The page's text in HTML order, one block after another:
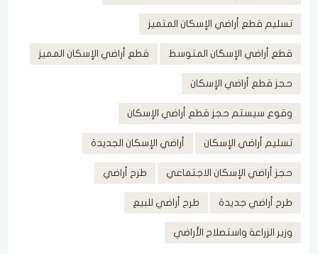
تسليم قطع أراضي الإسكان المتميز
قطع أراضي الإسكان المتوسط قطع أراضي الإسكان المميز
حجز قطع أراضي الإسكان
وقوع سيستم حجز قطع أراضي الإسكان
تسليم أراضي الإسكان أراضي الإسكان الجديدة
حجز أراضي الإسكان الاجتماعي طرح أراضي
طرح أراضي جديدة طرح أراضي للبيع
وزير الزراعة واستصلاح الأراضي